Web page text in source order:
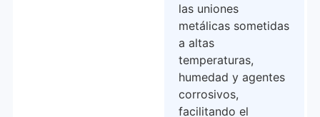
las uniones
metálicas sometidas
a altas
temperaturas,
humedad y agentes
corrosivos,
facilitando el